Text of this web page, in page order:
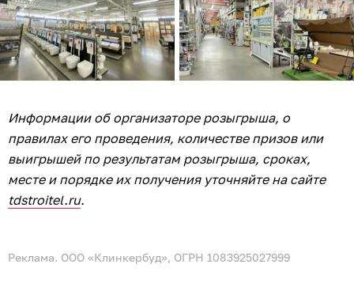
Информации об организаторе розыгрыша, о
правилах его проведения, количестве призов или
выигрышей по результатам розыгрыша, сроках,
месте и порядке их получения уточняйте на сайте
tdstroitel.ru.
Реклама. ООО «Клинкербуд», ОГРН 1083925027999